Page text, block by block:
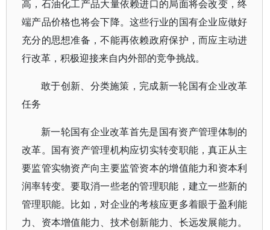
高，石油化工产品大量依赖进口的局面将会改变，终
端产品价格也将会下降。这些行业的国有企业应做好
充分的思想准备，不能再依赖政府保护，而应主动进
行改革，积极迎接来自内外部的竞争挑战。
敢于创新、分类施策，完成新一轮国有企业改革
任务
新一轮国有企业改革首先是国有资产管理体制的
改革。国有资产管理机构应切实转变职能，真正从主
要监管实物资产向主要监管资本的增值能力和资本利
润率转变。要取消一些老的管理职能，建立一些新的
管理职能。比如，对企业的考核应更多着眼于盈利能
力、资本增值能力、技术创新能力、长远发展能力。